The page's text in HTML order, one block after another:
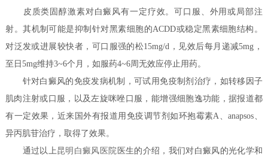
皮质类固醇激素对白癜风有一定疗效。可口服、外用或局部注
射。其机制可能是抑制针对黑素细胞的ACDD或稳定黑素细胞结构。
对泛发或进展较快者，可口服强的松15mg/d，见效后每月递减5mg，
至日5mg维持3~6个月，如服药4~6周无效应停止用药。
针对白癜风的免疫发病机制，可试用免疫制剂治疗，如转移因子
肌肉注射或口服，以及左旋咪唑口服，能增强细胞逸功能，据报道都
有一定效果，近来国外有报道用免疫调节剂如环抱霉素A、anapsos、
异丙肌苷治疗，取得了效果。
通过以上昆明白癜风医院 医生的介绍，我们对白癜风的光化学和